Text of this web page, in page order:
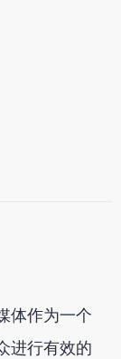
体作为一个
进行有效的